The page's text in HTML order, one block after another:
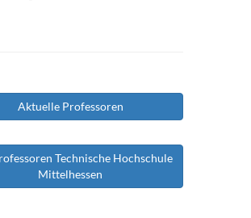
Aktuelle Professoren
Technische Hochschule
Mittelhessen